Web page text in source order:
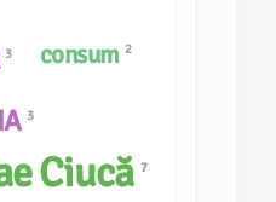
3
3 consum 2
Ciucă7